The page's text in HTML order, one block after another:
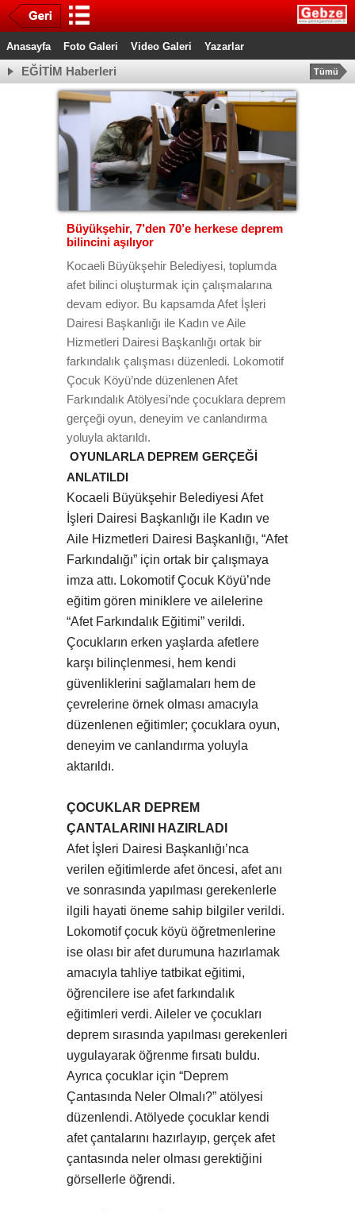
Anasayfa Foto Galeri Video Galeri Yazarlar
EĞİTİM Haberleri Tümü
Büyükşehir, 7’den 70’e herkese deprem
bilincini aşılıyor
Kocaeli Büyükşehir Belediyesi, toplumda
afet bilinci oluşturmak için çalışmalarına
devam ediyor. Bu kapsamda Afet İşleri
Dairesi Başkanlığı ile Kadın ve Aile
Hizmetleri Dairesi Başkanlığı ortak bir
farkındalık çalışması düzenledi. Lokomotif
Çocuk Köyü’nde düzenlenen Afet
Farkındalık Atölyesi’nde çocuklara deprem
gerçeği oyun, deneyim ve canlandırma
yoluyla aktarıldı.
OYUNLARLA DEPREM GERÇEĞİ
ANLATILDI
Kocaeli Büyükşehir Belediyesi Afet
İşleri Dairesi Başkanlığı ile Kadın ve
Aile Hizmetleri Dairesi Başkanlığı, “Afet
Farkındalığı” için ortak bir çalışmaya
imza attı. Lokomotif Çocuk Köyü’nde
eğitim gören miniklere ve ailelerine
“Afet Farkındalık Eğitimi” verildi.
Çocukların erken yaşlarda afetlere
karşı bilinçlenmesi, hem kendi
güvenliklerini sağlamaları hem de
çevrelerine örnek olması amacıyla
düzenlenen eğitimler; çocuklara oyun,
deneyim ve canlandırma yoluyla
aktarıldı.
ÇOCUKLAR DEPREM
ÇANTALARINI HAZIRLADI
Afet İşleri Dairesi Başkanlığı’nca
verilen eğitimlerde afet öncesi, afet anı
ve sonrasında yapılması gerekenlerle
ilgili hayati öneme sahip bilgiler verildi.
Lokomotif çocuk köyü öğretmenlerine
ise olası bir afet durumuna hazırlamak
amacıyla tahliye tatbikat eğitimi,
öğrencilere ise afet farkındalık
eğitimleri verdi. Aileler ve çocukları
deprem sırasında yapılması gerekenleri
uygulayarak öğrenme fırsatı buldu.
Ayrıca çocuklar için “Deprem
Çantasında Neler Olmalı?” atölyesi
düzenlendi. Atölyede çocuklar kendi
afet çantalarını hazırlayıp, gerçek afet
çantasında neler olması gerektiğini
görsellerle öğrendi.